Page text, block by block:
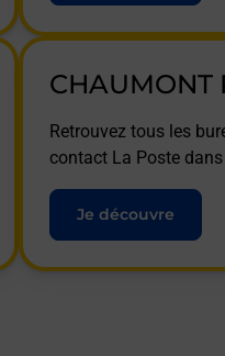
CHAUMONT
Retrouvez tous les
contact La Poste
Je découvre